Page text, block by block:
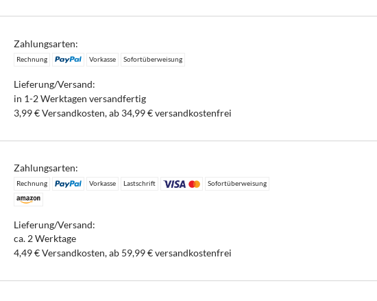
Zahlungsarten:
Rechnung Vorkasse Sofortüberweisung
Lieferung/Versand:
in 1-2 Werktagen versandfertig
3,99 € Versandkosten, ab 34,99 € versandkostenfrei
Zahlungsarten:
Rechnung Vorkasse Lastschrift Sofortüberweisung
Lieferung/Versand:
ca. 2 Werktage
4,49 € Versandkosten, ab 59,99 € versandkostenfrei